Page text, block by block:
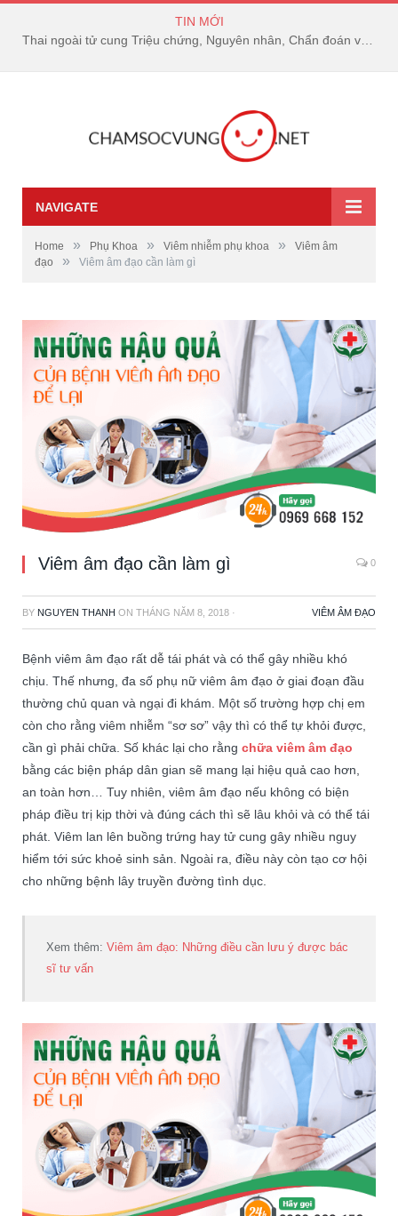
TIN MỚI
Thai ngoài tử cung Triệu chứng, Nguyên nhân, Chẩn đoán và Điều trị
NAVIGATE
Home » Phụ Khoa » Viêm nhiễm phụ khoa »
Viêm âm
đạo
» Viêm âm đạo cần làm gì
Viêm âm đạo cần làm gì 0
BY NGUYEN THANH ON THÁNG NĂM 8, 2018 · VIÊM ÂM ĐẠO
Bệnh viêm âm đạo rất dễ tái phát và có thể gây nhiều khó
chịu. Thế nhưng, đa số phụ nữ viêm âm đạo ở giai đoạn đầu
thường chủ quan và ngại đi khám. Một số trường hợp chị em
còn cho rằng viêm nhiễm “sơ sơ” vậy thì có thể tự khỏi được,
cần gì phải chữa. Số khác lại cho rằng chữa viêm âm đạo
bằng các biện pháp dân gian sẽ mang lại hiệu quả cao hơn,
an toàn hơn… Tuy nhiên, viêm âm đạo nếu không có biện
pháp điều trị kịp thời và đúng cách thì sẽ lâu khỏi và có thể tái
phát. Viêm lan lên buồng trứng hay tử cung gây nhiều nguy
hiểm tới sức khoẻ sinh sản. Ngoài ra, điều này còn tạo cơ hội
cho những bệnh lây truyền đường tình dục.
Xem thêm:Viêm âm đạo: Những điều cần lưu ý được bác
sĩ tư vấn